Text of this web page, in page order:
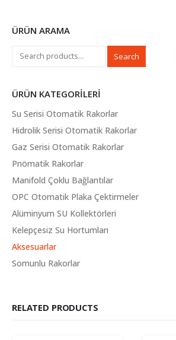
ÜRÜN ARAMA
Search
ÜRÜN KATEGORILERI
Su Serisi Otomatik Rakorlar
Hidrolik Serisi Otomatik Rakorlar
Gaz Serisi Otomatik Rakorlar
Pnömatik Rakorlar
Manifold Çoklu Bağlantılar
OPC Otomatik Plaka Çektirmeler
Alüminyum SU Kollektörleri
Kelepçesiz Su Hortumları
Aksesuarlar
Somunlu Rakorlar
RELATED PRODUCTS